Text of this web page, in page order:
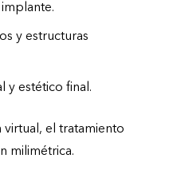
y estructuras
y estético final.
virtual, el tratamiento
milimétrica.